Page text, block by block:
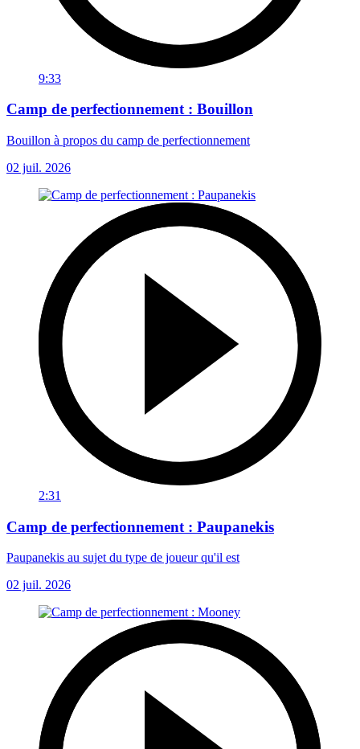
9:33
Camp de perfectionnement : Bouillon
Bouillon à propos du camp de perfectionnement
02 juil. 2026
2:31
Camp de perfectionnement : Paupanekis
Paupanekis au sujet du type de joueur qu'il est
02 juil. 2026